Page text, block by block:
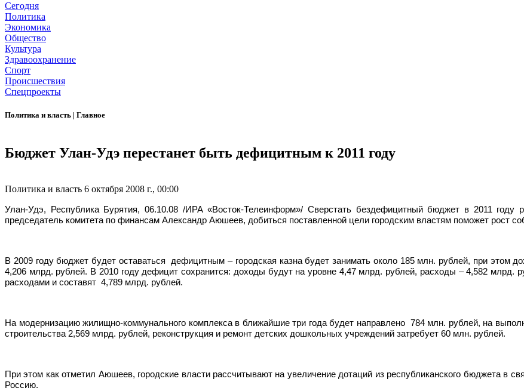
Сегодня
Политика
Экономика
Общество
Культура
Здравоохранение
Спорт
Происшествия
Спецпроекты
Политика и власть | Главное
Бюджет Улан-Удэ перестанет быть дефицитным к 2011 году
Политика и власть 6 октября 2008 г., 00:00
Улан-Удэ, Республика Бурятия, 06.10.08 /ИРА «Восток-Телеинформ»/ Сверстать бездефицитный бюджет в 2011 году
председатель комитета по финансам Александр Аюшеев, добиться поставленной цели городским властям поможет рост
В 2009 году бюджет будет оставаться
дефицитным – городская казна будет занимать около 185 млн. рублей, при этом
4,206 млрд. рублей. В 2010 году дефицит сохранится: доходы будут на уровне 4,47 млрд. рублей, расходы – 4,582 млрд.
расходами и составят 4,789 млрд. рублей.
На модернизацию жилищно-коммунального комплекса в ближайшие три года будет направлено 784 млн. рублей, на
строительства 2,569 млрд. рублей, реконструкция и ремонт детских дошкольных учреждений затребует 60 млн. рублей.
При этом как отметил Аюшеев, городские власти рассчитывают на увеличение дотаций из республиканского бюджета в
Россию.